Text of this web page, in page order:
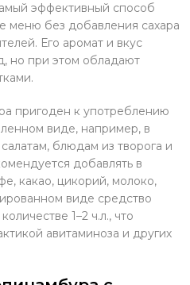
эффективный способ
меню без добавления сахара
Его аромат и вкус
но при этом обладают
пригоден к употреблению
виде, например, в
блюдам из творога и
добавлять в
какао, цикорий, молоко,
виде средство
1–2 ч.л., что
авитаминоза и других